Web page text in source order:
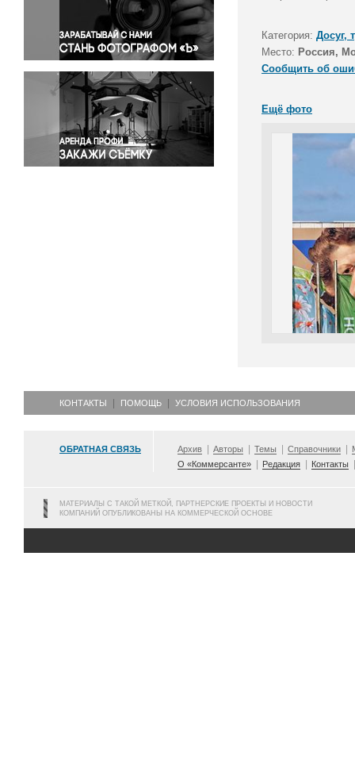
Правосудие
Происшествия и конфликты
Религия
Светская жизнь
Спорт
Экология
Экономика и бизнес
Категория: Досуг,
Место: Россия,
Сообщить об
Ещё фото
КОНТАКТЫ ПОМОЩЬ УСЛОВИЯ ИСПОЛЬЗОВАНИЯ
ОБРАТНАЯ СВЯЗЬ Архив Авторы Темы Справочники
О «Коммерсанте»
Редакция Контакты
МАТЕРИАЛЫ С ТАКОЙ МЕТКОЙ, ПАРТНЕРСКИЕ ПРОЕКТЫ И НОВОСТИ
КОМПАНИЙ ОПУБЛИКОВАНЫ НА КОММЕРЧЕСКОЙ ОСНОВЕ